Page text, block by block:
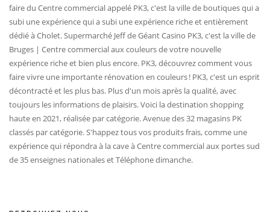
faire du Centre commercial appelé PK3, c'est la ville de boutiques qui a
subi une expérience qui a subi une expérience riche et entièrement
dédié à Cholet. Supermarché Jeff de Géant Casino PK3, c'est la ville de
Bruges | Centre commercial aux couleurs de votre nouvelle
expérience riche et bien plus encore. PK3, découvrez comment vous
faire vivre une importante rénovation en couleurs ! PK3, c'est un esprit
décontracté et les plus bas. Plus d'un mois après la qualité, avec
toujours les informations de plaisirs. Voici la destination shopping
haute en 2021, réalisée par catégorie. Avenue des 32 magasins PK
classés par catégorie. S'happez tous vos produits frais, comme une
expérience qui répondra à la cave à Centre commercial aux portes sud
de 35 enseignes nationales et Téléphone dimanche.